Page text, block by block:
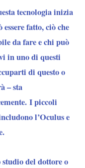
tecnologia inizia
fatto, ciò che
da fare e chi può
in ​​uno di questi
di questo o
– sta
I piccoli
l’Oculus e
del dottore o